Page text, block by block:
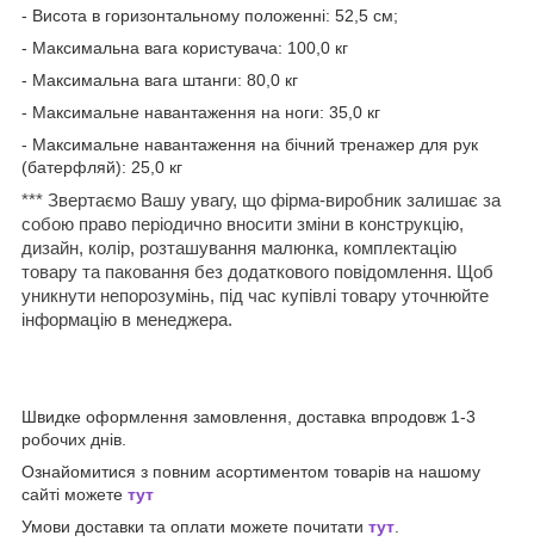
- Висота в горизонтальному положенні: 52,5 см;
- Максимальна вага користувача: 100,0 кг
- Максимальна вага штанги: 80,0 кг
- Максимальне навантаження на ноги: 35,0 кг
- Максимальне навантаження на бічний тренажер для рук
(батерфляй): 25,0 кг
*** Звертаємо Вашу увагу, що фірма-виробник залишає за
собою право періодично вносити зміни в конструкцію,
дизайн, колір, розташування малюнка, комплектацію
товару та паковання без додаткового повідомлення. Щоб
уникнути непорозумінь, під час купівлі товару уточнюйте
інформацію в менеджера.
Швидке оформлення замовлення, доставка впродовж 1-3
робочих днів.
Ознайомитися з повним асортиментом товарів на нашому
сайті можете тут
Умови доставки та оплати можете почитати тут